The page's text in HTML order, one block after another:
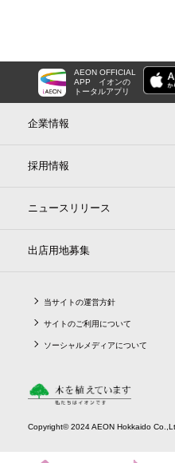
AEON OFFICIAL
APP
イオンの
トータルアプリ
企業情報
採用情報
ニュースリリース
出店用地募集
当サイトの運営方針
サイトのご利用について
ソーシャルメディアについて
Copyright© 2024 AEON Hokkaido